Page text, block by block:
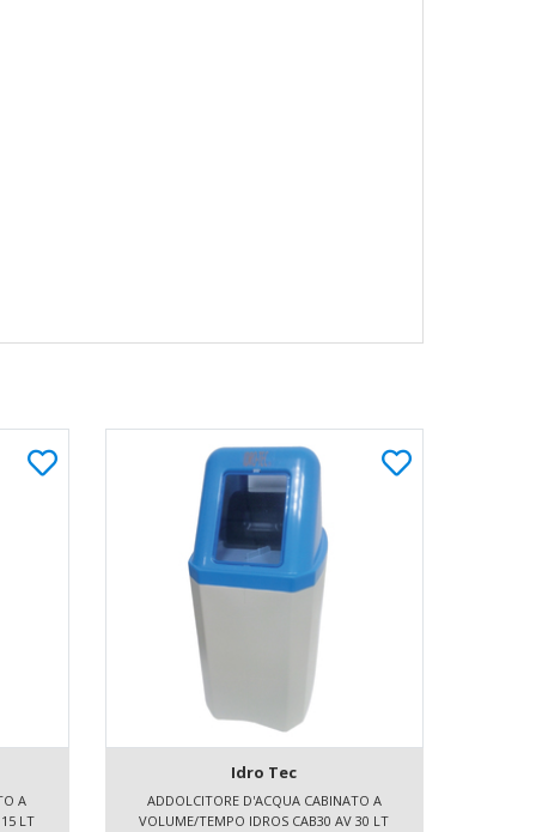
A
LT
Idro Tec
ADDOLCITORE D'ACQUA CABINATO A
VOLUME/TEMPO IDROS CAB30 AV 30 LT